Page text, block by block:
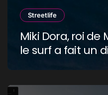
Streetlife
Miki Dora, roi
le surf a fait un